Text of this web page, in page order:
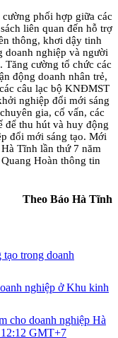
phối hợp giữa các
liên quan đến hỗ trợ
thông, khơi dậy tinh
doanh nghiệp và người
Tăng cường tổ chức các
động doanh nhân trẻ,
câu lạc bộ KNĐMST
nghiệp đổi mới sáng
gia, cố vấn, các
để thu hút và huy động
đổi mới sáng tạo. Mới
Tĩnh lần thứ 7 năm
Hoàn thông tin
Theo Báo Hà Tĩnh
trong doanh
nghiệp ở Khu kinh
cho doanh nghiệp Hà
GMT+7